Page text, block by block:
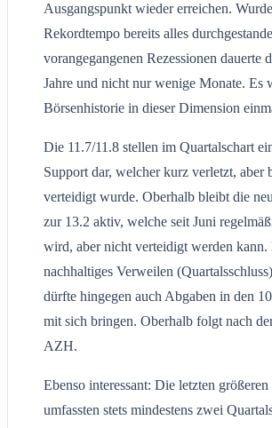
Ausgangspunkt wieder erreichen.
Rekordtempo bereits alles
vorangegangenen Rezessionen dauerte
Jahre und nicht nur wenige Monate. Es
Börsenhistorie in dieser Dimension
Die 11.7/11.8 stellen im Quartalschart
Support dar, welcher kurz verletzt, aber
verteidigt wurde. Oberhalb bleibt die
zur 13.2 aktiv, welche seit Juni
wird, aber nicht verteidigt werden kann.
nachhaltiges Verweilen
dürfte hingegen auch Abgaben in den
mit sich bringen. Oberhalb folgt nach
AZH.
Ebenso interessant: Die letzten
umfassten stets mindestens zwei